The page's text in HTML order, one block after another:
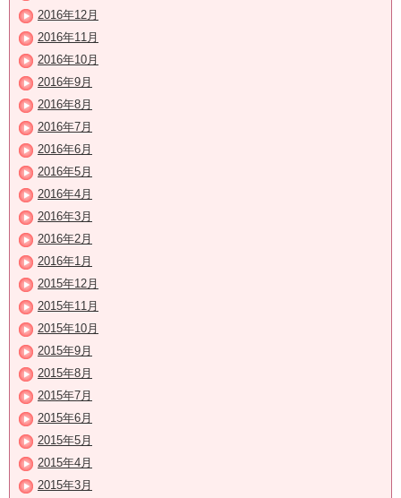
2016年12月
2016年11月
2016年10月
2016年9月
2016年8月
2016年7月
2016年6月
2016年5月
2016年4月
2016年3月
2016年2月
2016年1月
2015年12月
2015年11月
2015年10月
2015年9月
2015年8月
2015年7月
2015年6月
2015年5月
2015年4月
2015年3月